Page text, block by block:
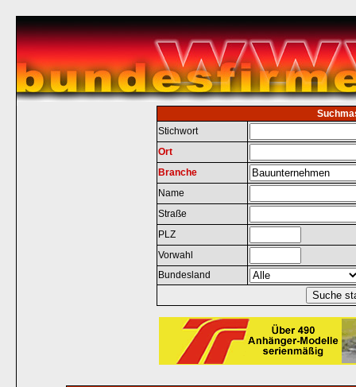
Stichwort
Ort
Branche
Name
Straße
PLZ
Vorwahl
Bundesland